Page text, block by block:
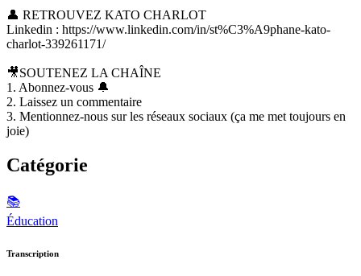
👤 RETROUVEZ KATO CHARLOT
Linkedin : https://www.linkedin.com/in/st%C3%A9phane-kato-
charlot-339261171/
🎥SOUTENEZ LA CHAÎNE
1. Abonnez-vous 🔔
2. Laissez un commentaire
3. Mentionnez-nous sur les réseaux sociaux (ça me met toujours en
joie)
Catégorie
📚
Éducation
Transcription